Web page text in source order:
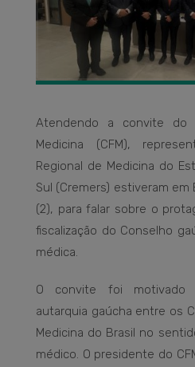
Atendendo a convite do
Medicina (CFM),
Regional de Medicina do
Sul (Cremers) estiveram
(2), para falar sobre o
fiscalização do Conselho
médica.
O convite foi motivado
autarquia gaúcha entre os
Medicina do Brasil no
médico. O presidente do